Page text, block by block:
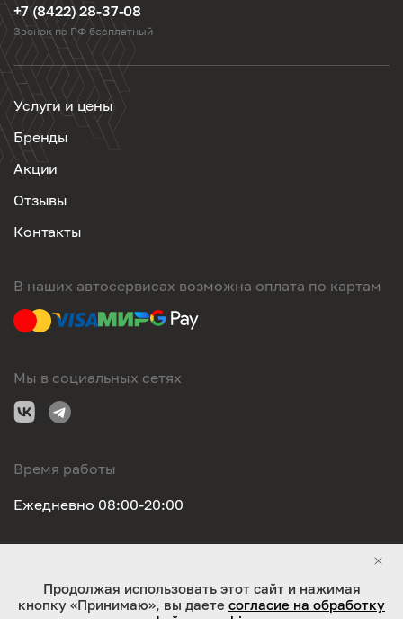
+7 (8422) 28-37-08
Звонок по РФ бесплатный
Услуги и цены
Бренды
Акции
Отзывы
Контакты
В наших автосервисах возможна оплата по картам
Мы в социальных сетях
Время работы
Ежедневно 08:00-20:00
ООО "Оригинал-сервис". Все права защищены 2026
Продолжая использовать этот сайт и нажимая
кнопку «Принимаю», вы даете согласие на обработку